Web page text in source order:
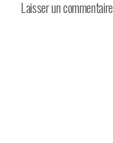
Laisser un commentaire